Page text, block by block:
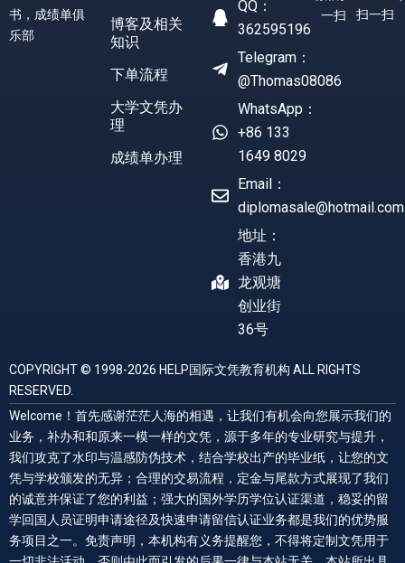
书，成绩单俱
乐部
博客及相关
知识
下单流程
大学文凭办
理
成绩单办理
QQ：
362595196
Telegram：
@Thomas08086
WhatsApp：
+86 133
1649 8029
Email：
diplomasale@hotmail.com
地址：
香港九
龙观塘
创业街
36号
一扫
扫一扫
COPYRIGHT © 1998-2026 HELP国际文凭教育机构 ALL RIGHTS
RESERVED.
Welcome！首先感谢茫茫人海的相遇，让我们有机会向您展示我们的
业务，补办和和原来一模一样的文凭，源于多年的专业研究与提升，
我们攻克了水印与温感防伪技术，结合学校出产的毕业纸，让您的文
凭与学校颁发的无异；合理的交易流程，定金与尾款方式展现了我们
的诚意并保证了您的利益；强大的国外学历学位认证渠道，稳妥的留
学回国人员证明申请途径及快速申请留信认证业务都是我们的优势服
务项目之一。免责声明，本机构有义务提醒您，不得将定制文凭用于